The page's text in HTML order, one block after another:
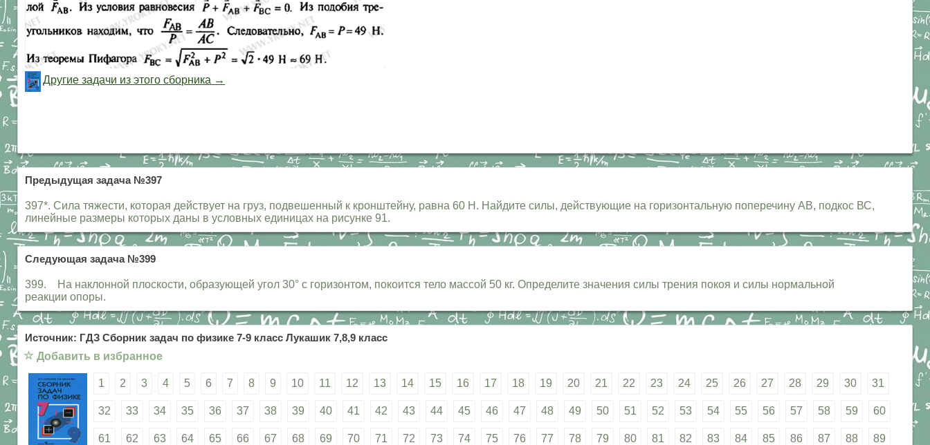
Другие задачи из этого сборника →
Предыдущая задача №397
397*. Сила тяжести, которая действует на груз, подвешенный к кронштейну, равна 60 Н. Найдите силы, действующие на горизонтальную поперечину АВ, подкос ВС,
линейные размеры которых даны в условных единицах на рисунке 91.
Следующая задача №399
399. На наклонной плоскости, образующей угол 30° с горизонтом, покоится тело массой 50 кг. Определите значения силы трения покоя и силы нормальной
реакции опоры.
Источник: ГДЗ Сборник задач по физике 7-9 класс Лукашик 7,8,9 класс
☆ Добавить в избранное
1 2 3 4 5 6 7 8 9 10 11 12 13 14 15 16 17 18 19 20 21 22 23 24 25 26 27 28 29 30 31
32 33 34 35 36 37 38 39 40 41 42 43 44 45 46 47 48 49 50 51 52 53 54 55 56 57 58 59 60
61 62 63 64 65 66 67 68 69 70 71 72 73 74 75 76 77 78 79 80 81 82 83 84 85 86 87 88 89